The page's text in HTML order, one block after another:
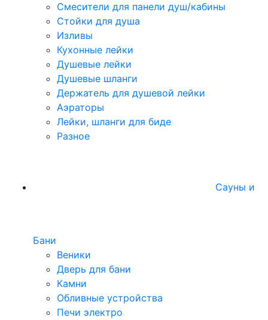
Смесители для панели душ/кабины
Стойки для душа
Изливы
Кухонные лейки
Душевые лейки
Душевые шланги
Держатель для душевой лейки
Аэраторы
Лейки, шланги для биде
Разное
Сауны и
Бани
Веники
Дверь для бани
Камни
Обливные устройства
Печи электро